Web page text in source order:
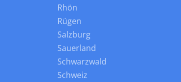
Rhön
Rügen
Salzburg
Sauerland
Schwarzwald
Schweiz